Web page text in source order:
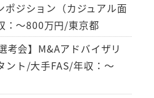
ポジション（カジュアル面
：～800万円/東京都
考会】M&Aアドバイザリ
ント/大手FAS/年収：～